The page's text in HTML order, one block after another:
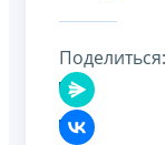
Поделиться: